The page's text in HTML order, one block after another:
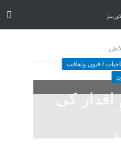
/ فنون وثقافت
اقدار کی